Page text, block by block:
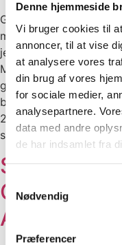
Denne hjemmeside
Vi bruger cookies til
annoncer, til at vise
at analysere vores
din brug af vores
for sociale medier,
analysepartnere.
data med andre
de har indsamlet fra
Samtykkevalg
Nødvendig
Præferencer
General forsamling for
medlemmer og
jer til den første
Mangfoldighedshuset
grundlæggelsen af
bestyrelse. Detaljer for
2024 Tid: 18:30 Sted:
sal i byrådsdelen af
Succesfuld
Aalborg